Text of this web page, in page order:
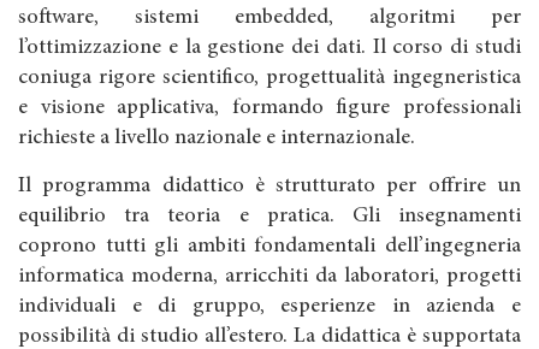
software, sistemi embedded, algoritmi per
l’ottimizzazione e la gestione dei dati. Il corso di studi
coniuga rigore scientifico, progettualità ingegneristica
e visione applicativa, formando figure professionali
richieste a livello nazionale e internazionale.
Il programma didattico è strutturato per offrire un
equilibrio tra teoria e pratica. Gli insegnamenti
coprono tutti gli ambiti fondamentali dell’ingegneria
informatica moderna, arricchiti da laboratori, progetti
individuali e di gruppo, esperienze in azienda e
possibilità di studio all’estero. La didattica è supportata